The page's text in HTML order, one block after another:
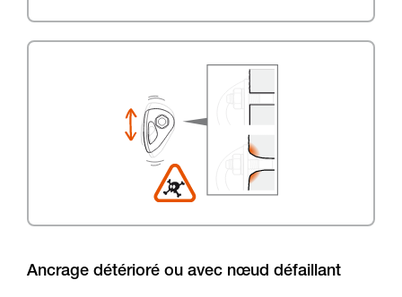
Ancrage détérioré ou avec nœud défaillant